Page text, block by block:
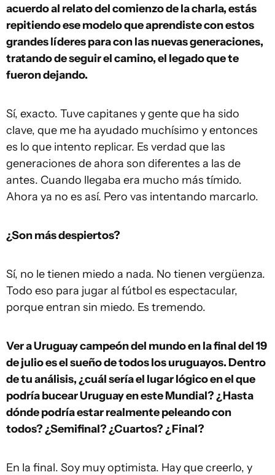
acuerdo al relato del comienzo de la charla, estás
repitiendo ese modelo que aprendiste con estos
grandes líderes para con las nuevas generaciones,
tratando de seguir el camino, el legado que te
fueron dejando.
Sí, exacto. Tuve capitanes y gente que ha sido
clave, que me ha ayudado muchísimo y entonces
es lo que intento replicar. Es verdad que las
generaciones de ahora son diferentes a las de
antes. Cuando llegaba era mucho más tímido.
Ahora ya no es así. Pero vas intentando marcarlo.
¿Son más despiertos?
Sí, no le tienen miedo a nada. No tienen vergüenza.
Todo eso para jugar al fútbol es espectacular,
porque entran sin miedo. Es tremendo.
Ver a Uruguay campeón del mundo en la final del 19
de julio es el sueño de todos los uruguayos. Dentro
de tu análisis, ¿cuál sería el lugar lógico en el que
podría bucear Uruguay en este Mundial? ¿Hasta
dónde podría estar realmente peleando con
todos? ¿Semifinal? ¿Cuartos? ¿Final?
En la final. Soy muy optimista. Hay que creerlo, y